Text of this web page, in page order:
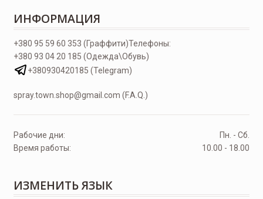
ИНФОРМАЦИЯ
Телефоны:
+380 95 59 60 353 (Граффити)
+380 93 04 20 185 (Одежда\Обувь)
+380930420185 (Telegram)
spray.town.shop@gmail.com (F.A.Q.)
Рабочие дни:
Пн. - Сб.
Время работы:
10.00 - 18.00
ИЗМЕНИТЬ ЯЗЫК